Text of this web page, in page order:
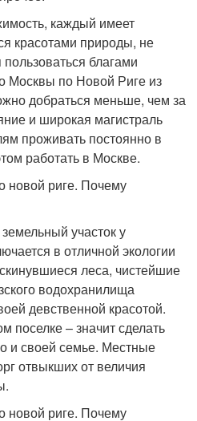
каждый имеет
красотами природы, не
благами
Москвы по Новой Риге из
добраться меньше, чем за
и широкая магистраль
проживать постоянно в
работать в Москве.
участок у
в отличной экологии
леса, чистейшие
водохранилища
девственной красотой.
поселке – значит сделать
и своей семье. Местные
отвыкших от величия